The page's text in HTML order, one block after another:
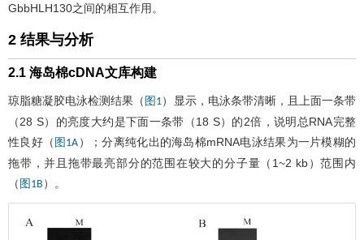
GbbHLH130之间的相互作用。
2 结果与分析
2.1 海岛棉cDNA文库构建
琼脂糖凝胶电泳检测结果（ 图1）显示，电泳条带清晰，且上面一条带
（28 S）的亮度大约是下面一条带（18 S）的2倍，说明总RNA完整
性良好（ 图1A ）；分离纯化出的海岛棉mRNA电泳结果为一片模糊的
拖带，并且拖带最亮部分的范围在较大的分子量（1~2 kb）范围内
（ 图1B ）。